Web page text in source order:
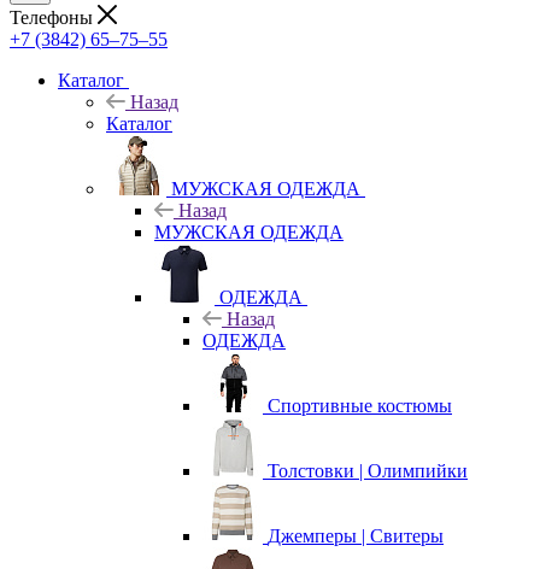
Телефоны
+7 (3842) 65–75–55
Каталог
Назад
Каталог
МУЖСКАЯ ОДЕЖДА
Назад
МУЖСКАЯ ОДЕЖДА
ОДЕЖДА
Назад
ОДЕЖДА
Спортивные костюмы
Толстовки | Олимпийки
Джемперы | Свитеры